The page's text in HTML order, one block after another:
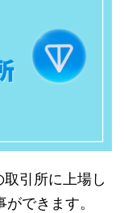
引所に上場し
できます。